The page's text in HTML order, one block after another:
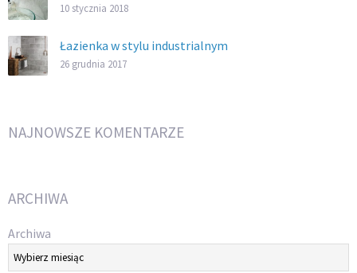
10 stycznia 2018
Łazienka w stylu industrialnym
26 grudnia 2017
NAJNOWSZE KOMENTARZE
ARCHIWA
Archiwa